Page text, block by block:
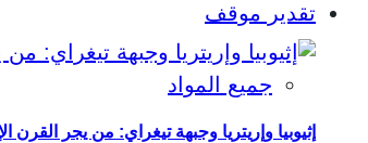
تقدير موقف
جميع المواد
إثيوبيا وإريتريا وجبهة تيغراي: من يجر